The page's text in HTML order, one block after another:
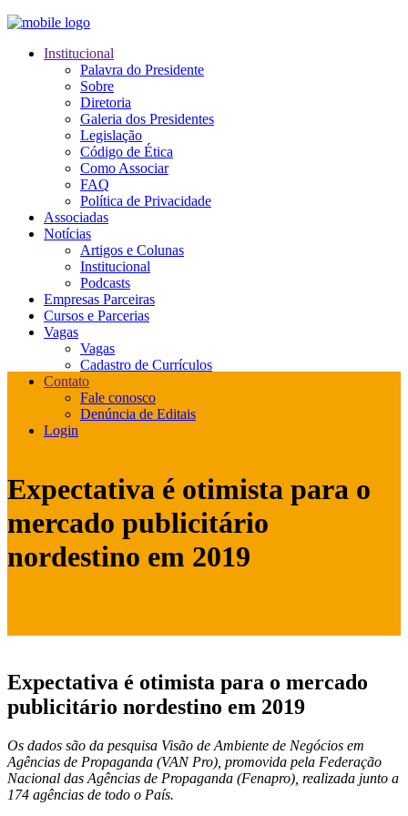
Institucional
Palavra do Presidente
Sobre
Diretoria
Galeria dos Presidentes
Legislação
Código de Ética
Como Associar
FAQ
Política de Privacidade
Associadas
Notícias
Artigos e Colunas
Institucional
Podcasts
Empresas Parceiras
Cursos e Parcerias
Vagas
Vagas
Cadastro de Currículos
Contato
Fale conosco
Denúncia de Editais
Login
Expectativa é otimista para o
mercado publicitário
nordestino em 2019
Expectativa é otimista para o mercado
publicitário nordestino em 2019
Os dados são da pesquisa Visão de Ambiente de Negócios em
Agências de Propaganda (VAN Pro), promovida pela Federação
Nacional das Agências de Propaganda (Fenapro), realizada junto a
174 agências de todo o País.